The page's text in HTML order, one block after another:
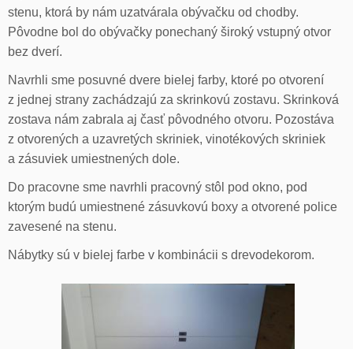
stenu, ktorá by nám uzatvárala obývačku od chodby.
Pôvodne bol do obývačky ponechaný široký vstupný otvor
bez dverí.
Navrhli sme posuvné dvere bielej farby, ktoré po otvorení
z jednej strany zachádzajú za skrinkovú zostavu. Skrinková
zostava nám zabrala aj časť pôvodného otvoru. Pozostáva
z otvorených a uzavretých skriniek, vinotékových skriniek
a zásuviek umiestnených dole.
Do pracovne sme navrhli pracovný stôl pod okno, pod
ktorým budú umiestnené zásuvkovú boxy a otvorené police
zavesené na stenu.
Nábytky sú v bielej farbe v kombinácii s drevodekorom.